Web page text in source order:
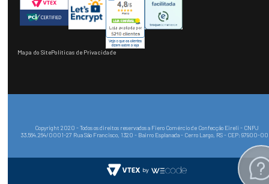
Mapa do SitePolíticas de Privacidade
Copyright 2020 - Todos os direitos reservados a Fiero Comércio de Confecção Eireli - CNPJ
33.564.264/0001-27 Rua São Francisco, 1320 - Bairro Esplanada - Cerro Largo, RS - CEP: 97900-